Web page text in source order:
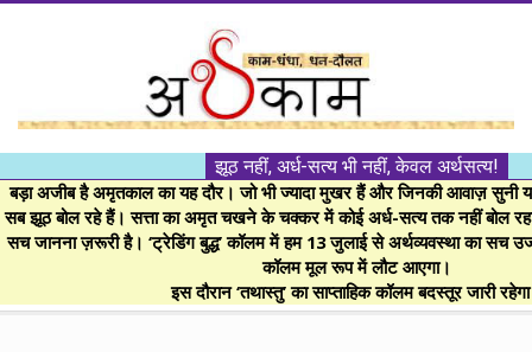
।।
अर्थकाम।।
BE
झूठ नहीं, अर्ध-सत्य भी नहीं, केवल अर्थसत्य!
बड़ा अजीब है अमृतकाल का यह दौर। जो भी ज्यादा मुखर हैं और जिनकी आवाज़ सुनी
सब झूठ बोल रहे हैं। सत्ता का अमृत चखने के चक्कर में कोई अर्ध-सत्य तक नहीं बोल
सच जानना ज़रूरी है। ‘ट्रेडिंग बुद्ध’ कॉलम में हम 13 जुलाई से अर्थव्यवस्था का सच
कॉलम मूल रूप में लौट आएगा।
इस दौरान ‘तथास्तु’ का साप्ताहिक कॉलम बदस्तूर जारी